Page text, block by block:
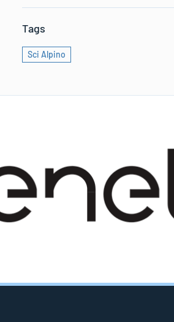
Tags
Sci Alpino